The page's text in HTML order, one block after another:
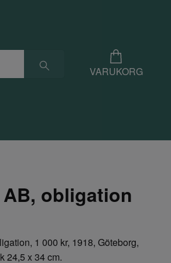
VARUKORG
obligation
1 000 kr, 1918, Göteborg,
24,5 x 34 cm.